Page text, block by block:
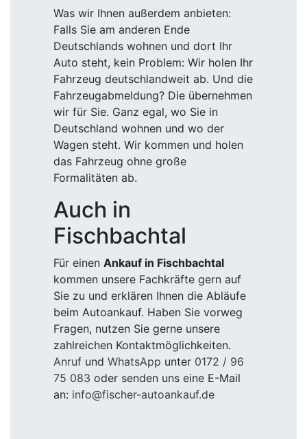
Was wir Ihnen außerdem anbieten:
Falls Sie am anderen Ende
Deutschlands wohnen und dort Ihr
Auto steht, kein Problem: Wir holen Ihr
Fahrzeug deutschlandweit ab. Und die
Fahrzeugabmeldung? Die übernehmen
wir für Sie. Ganz egal, wo Sie in
Deutschland wohnen und wo der
Wagen steht. Wir kommen und holen
das Fahrzeug ohne große
Formalitäten ab.
Auch in
Fischbachtal
Für einen Ankauf in Fischbachtal
kommen unsere Fachkräfte gern auf
Sie zu und erklären Ihnen die Abläufe
beim Autoankauf. Haben Sie vorweg
Fragen, nutzen Sie gerne unsere
zahlreichen Kontaktmöglichkeiten.
Anruf und WhatsApp unter 0172 / 96
75 083 oder senden uns eine E-Mail
an: info@fischer-autoankauf.de